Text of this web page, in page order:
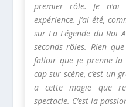
premier rôle. Je n’ai
expérience. J’ai été,
sur La Légende du Roi
seconds rôles. Rien
falloir que je prenne la
cap sur scène, c’est un
a cette magie que
spectacle. C’est la